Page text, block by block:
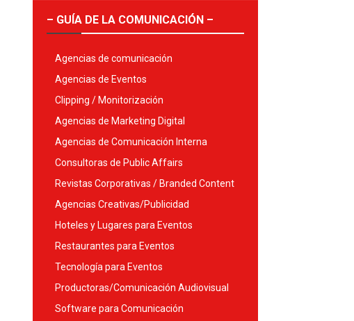
– GUÍA DE LA COMUNICACIÓN –
Agencias de comunicación
Agencias de Eventos
Clipping / Monitorización
Agencias de Marketing Digital
Agencias de Comunicación Interna
Consultoras de Public Affairs
Revistas Corporativas / Branded Content
Agencias Creativas/Publicidad
Hoteles y Lugares para Eventos
Restaurantes para Eventos
Tecnología para Eventos
Productoras/Comunicación Audiovisual
Software para Comunicación